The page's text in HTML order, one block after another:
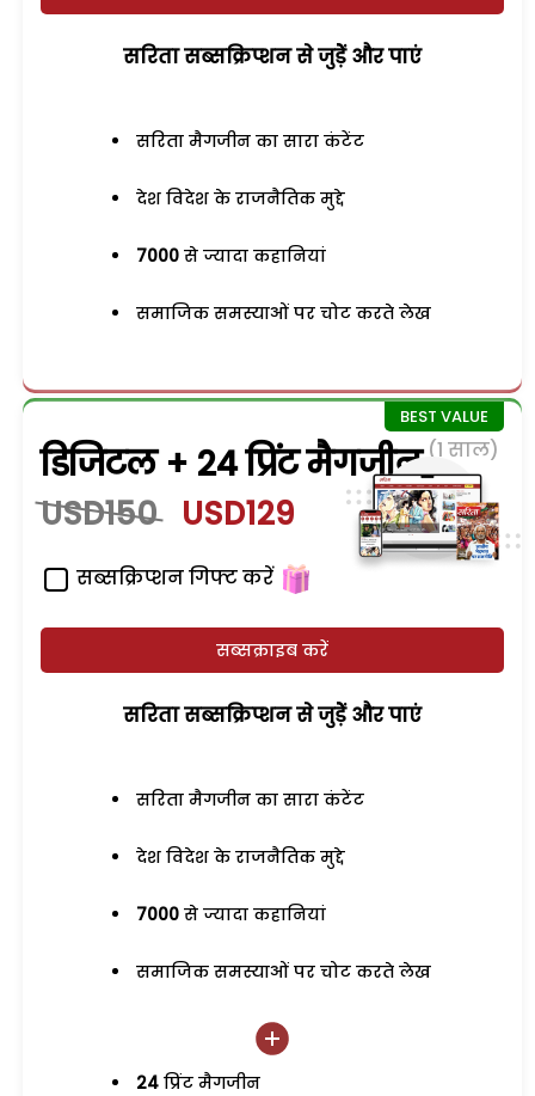
सरिता सब्सक्रिप्शन से जुड़ेें और पाएं
सरिता मैगजीन का सारा कंटेंट
देश विदेश के राजनैतिक मुद्दे
7000 से ज्यादा कहानियां
समाजिक समस्याओं पर चोट करते लेख
डिजिटल + 24 प्रिंट मैगजीन (1 साल)
USD150 USD129
सब्सक्रिप्शन गिफ्ट करें
सब्सक्राइब करें
सरिता सब्सक्रिप्शन से जुड़ेें और पाएं
सरिता मैगजीन का सारा कंटेंट
देश विदेश के राजनैतिक मुद्दे
7000 से ज्यादा कहानियां
समाजिक समस्याओं पर चोट करते लेख
24 प्रिंट मैगजीन